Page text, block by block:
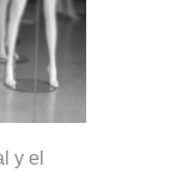
y el